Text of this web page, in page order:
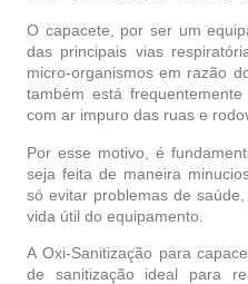
O capacete, por ser um
das principais vias
micro-organismos em razão
também está
com ar impuro das ruas e
Por esse motivo, é
seja feita de maneira
só evitar problemas de
vida útil do equipamento.
A Oxi-Sanitização para
de sanitização ideal para